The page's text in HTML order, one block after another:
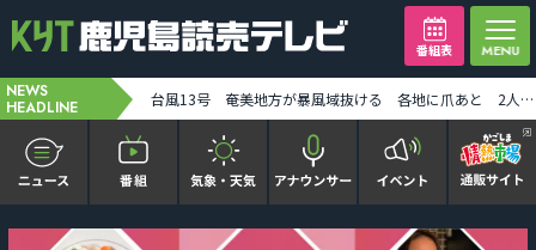
番組表
NEWS
HEADLINE H3ロケット9号機の打ち上げが11日に延期 [2026-08-08 14:13:00] 台風13号 奄美地方が暴風域抜ける 各地に爪あと 2人ケガ [2026-08-08 17:46:00]
かごピタ FAMILIAR